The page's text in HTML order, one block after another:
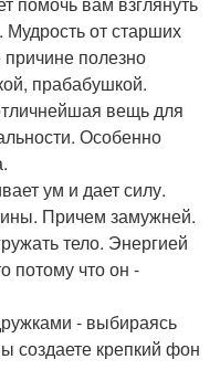
от старших
полезно
прабабушкой.
вещь для
Особенно
ум и дает силу.
Причем замужней.
тело. Энергией
потому что он -
- выбираясь
создаете крепкий фон